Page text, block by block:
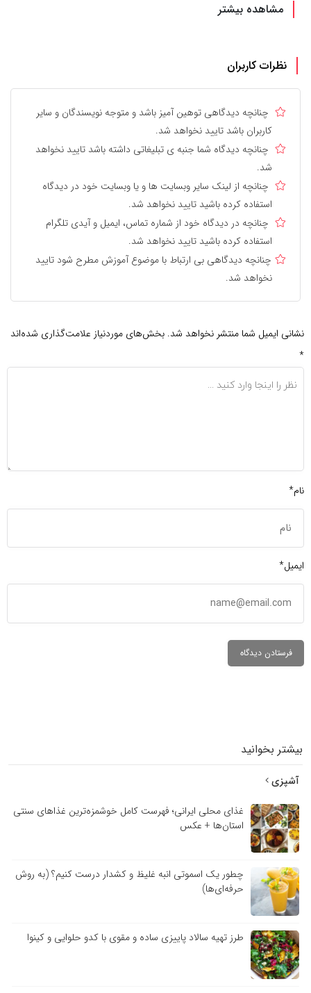
مشاهده بیشتر
نظرات کاربران
چنانچه دیدگاهی توهین آمیز باشد و متوجه نویسندگان و سایر
کاربران باشد تایید نخواهد شد.
چنانچه دیدگاه شما جنبه ی تبلیغاتی داشته باشد تایید نخواهد
شد.
چنانچه از لینک سایر وبسایت ها و یا وبسایت خود در دیدگاه
استفاده کرده باشید تایید نخواهد شد.
چنانچه در دیدگاه خود از شماره تماس، ایمیل و آیدی تلگرام
استفاده کرده باشید تایید نخواهد شد.
چنانچه دیدگاهی بی ارتباط با موضوع آموزش مطرح شود تایید
نخواهد شد.
نشانی ایمیل شما منتشر نخواهد شد. بخش‌های موردنیاز علامت‌گذاری شده‌اند
*
نام*
ایمیل*
بیشتر بخوانید
آشپزی
غذای محلی ایرانی؛ فهرست کامل خوشمزه‌ترین غذاهای سنتی
استان‌ها + عکس
چطور یک اسموتی انبه غلیظ و کشدار درست کنیم؟ (به روش
حرفه‌ای‌ها)
طرز تهیه سالاد پاییزی ساده و مقوی با کدو حلوایی و کینوا